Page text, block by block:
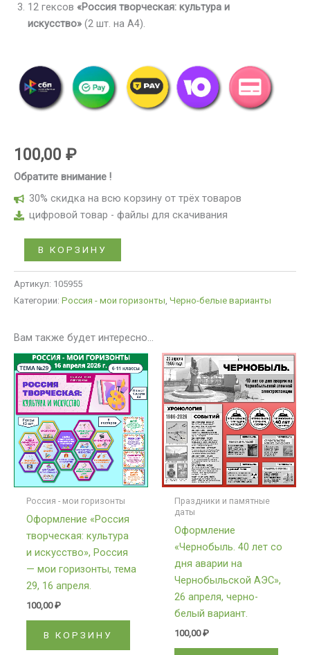
12 гексов «Россия творческая: культура и
искусство» (2 шт. на А4).
100,00 ₽
Обратите внимание !
30% скидка на всю корзину от трёх товаров
цифровой товар - файлы для скачивания
В КОРЗИНУ
Артикул: 105955
Категории: Россия - мои горизонты, Черно-белые варианты
Вам также будет интересно…
Россия - мои горизонты
Оформление «Россия
творческая: культура
и искусство», Россия
— мои горизонты, тема
29, 16 апреля.
100,00₽
В КОРЗИНУ
Праздники и памятные
даты
Оформление
«Чернобыль. 40 лет со
дня аварии на
Чернобыльской АЭС»,
26 апреля, черно-
белый вариант.
100,00₽